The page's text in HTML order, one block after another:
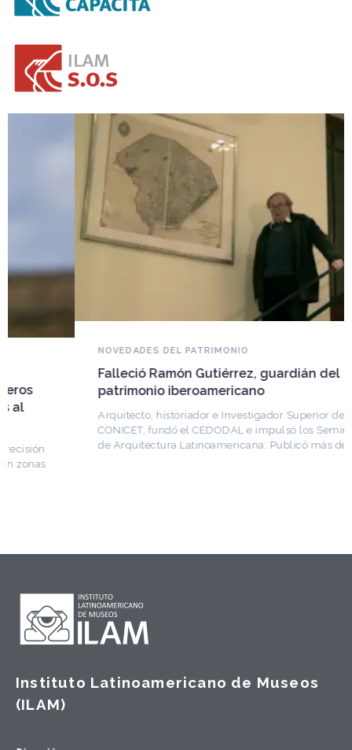
NOVEDADES DEL PATRIMONIO
Falleció Ramón Gutiérrez, guardián del
patrimonio iberoamericano
Arquitecto, historiador e Investigador Superior del
CONICET, fundó el CEDODAL e impulsó los Seminarios
de Arquitectura Latinoamericana. Publicó más de
Instituto Latinoamericano de Museos
(ILAM)